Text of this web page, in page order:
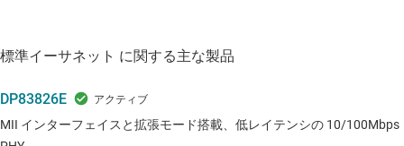
標準イーサネット に関する主な製品
DP83826E
MII インターフェイスと拡張モード搭載、低レイテンシの 10/100Mbps